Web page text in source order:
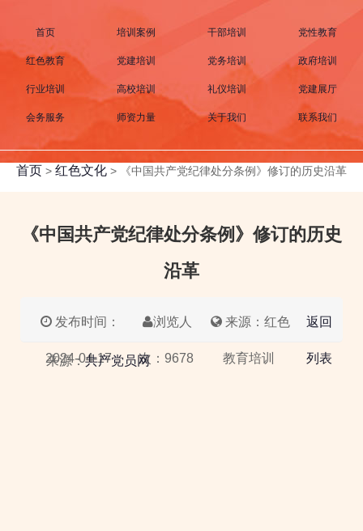
首页 培训案例 干部培训 党性教育
红色教育 党建培训 党务培训 政府培训
行业培训 高校培训 礼仪培训 党建展厅
会务服务 师资力量 关于我们 联系我们
首页 > 红色文化 > 《中国共产党纪律处分条例》修订的历史沿革
《中国共产党纪律处分条例》修订的历史
沿革
发布时间：
2024-04-17
浏览人
次：9678
来源：红色
教育培训
返回
列表
来源：共产党员网